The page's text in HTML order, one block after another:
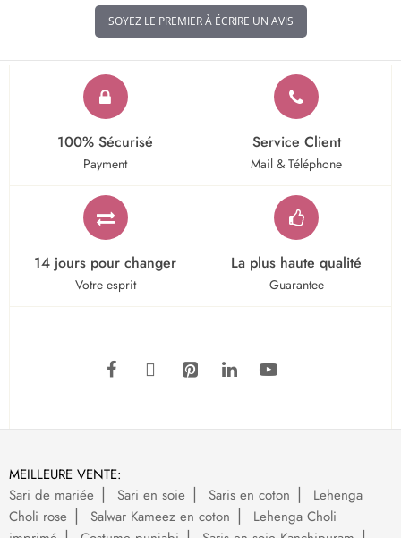
SOYEZ LE PREMIER À ÉCRIRE UN AVIS
100% Sécurisé
Payment
Service Client
Mail & Téléphone
14 jours pour changer
Votre esprit
La plus haute qualité
Guarantee
MEILLEURE VENTE:
Sari de mariée
Sari en soie Saris en coton
Lehenga
Choli rose
Salwar Kameez en coton
Lehenga Choli